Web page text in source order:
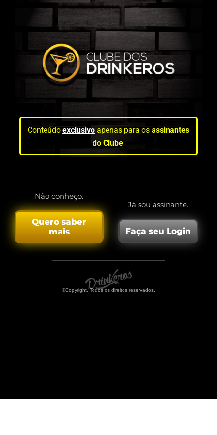
Conteúdo exclusivo apenas para os assinantes
do Clube.
Não conheço.
Quero saber
mais
Já sou assinante.
Faça seu Login
©Copyright. Todos os direitos reservados.